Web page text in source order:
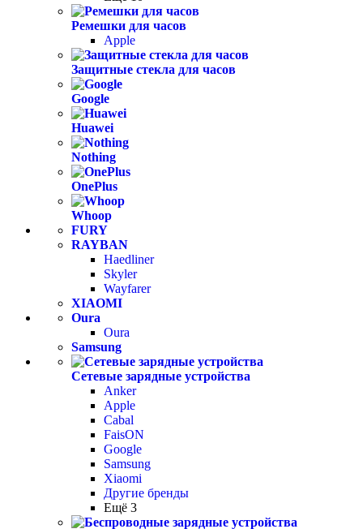
Ремешки для часов
Apple
Защитные стекла для часов
Google
Huawei
Nothing
OnePlus
Whoop
FURY
RAYBAN
Haedliner
Skyler
Wayfarer
XIAOMI
Oura
Oura
Samsung
Сетевые зарядные устройства
Anker
Apple
Cabal
FaisON
Google
Samsung
Xiaomi
Другие бренды
Ещё 3